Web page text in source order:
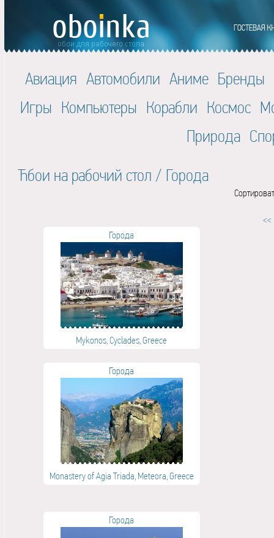
Авиация Автомобили Аниме Бренды
Игры Компьютеры Корабли Космос
Природа
Ћбои на рабочий стол / Города
<<
Города
Mykonos, Cyclades, Greece
Города
Monastery of Agia Triada, Meteora, Greece
Города